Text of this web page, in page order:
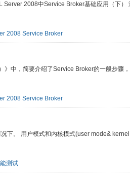
2008中Service Broker基础应用（下）
2008 Service Broker
中，简要介绍了Service Broker的一般步骤
2008 Service Broker
下。 用户模式和内核模式(user mode&
测试